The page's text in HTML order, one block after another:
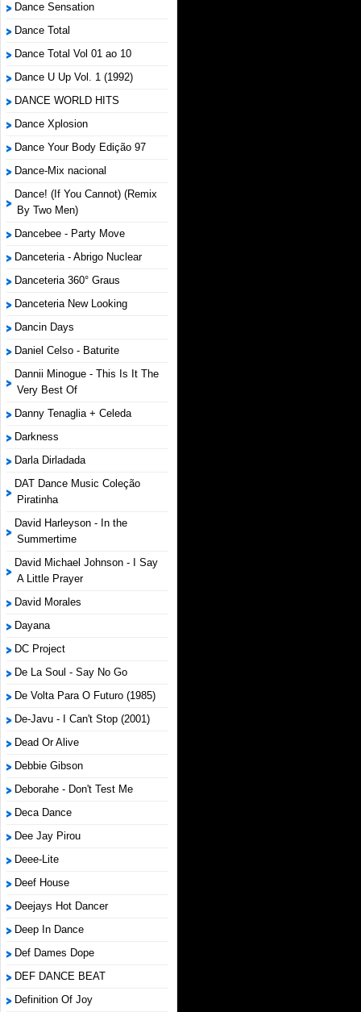
Dance Sensation
Dance Total
Dance Total Vol 01 ao 10
Dance U Up Vol. 1 (1992)
DANCE WORLD HITS
Dance Xplosion
Dance Your Body Edição 97
Dance-Mix nacional
Dance! (If You Cannot) (Remix
By Two Men)
Dancebee - Party Move
Danceteria - Abrigo Nuclear
Danceteria 360° Graus
Danceteria New Looking
Dancin Days
Daniel Celso - Baturite
Dannii Minogue - This Is It The
Very Best Of
Danny Tenaglia + Celeda
Darkness
Darla Dirladada
DAT Dance Music Coleção
Piratinha
David Harleyson - In the
Summertime
David Michael Johnson - I Say
A Little Prayer
David Morales
Dayana
DC Project
De La Soul - Say No Go
De Volta Para O Futuro (1985)
De-Javu - I Can't Stop (2001)
Dead Or Alive
Debbie Gibson
Deborahe - Don't Test Me
Deca Dance
Dee Jay Pirou
Deee-Lite
Deef House
Deejays Hot Dancer
Deep In Dance
Def Dames Dope
DEF DANCE BEAT
Definition Of Joy